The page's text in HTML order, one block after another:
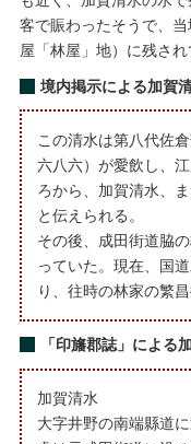
客で賑わったそうで、
屋「林屋」地）に残され
境内掲示による加賀
この清水は第八代佐
六八六）が愛飲し、
ろから、加賀清水、
と伝えられる。
その後、成田街道脇
っていた。現在、国
り、往時の林家の繁
「印旛郡誌」による
加賀清水
大字井野の南端縣道